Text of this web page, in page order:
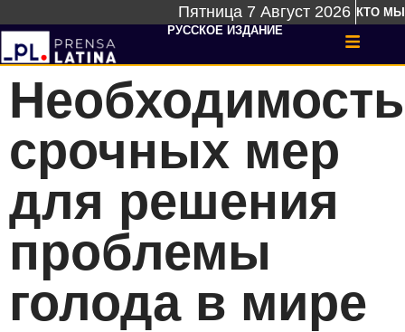
Пятница 7 Август 2026 КТО МЫ
РУССКОЕ ИЗДАНИЕ
Необходимость
срочных мер
для решения
проблемы
голода в мире